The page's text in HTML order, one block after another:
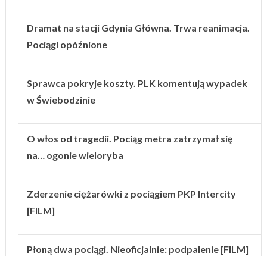
Dramat na stacji Gdynia Główna. Trwa reanimacja.
Pociągi opóźnione
Sprawca pokryje koszty. PLK komentują wypadek
w Świebodzinie
O włos od tragedii. Pociąg metra zatrzymał się
na… ogonie wieloryba
Zderzenie ciężarówki z pociągiem PKP Intercity
[FILM]
Płoną dwa pociągi. Nieoficjalnie: podpalenie [FILM]